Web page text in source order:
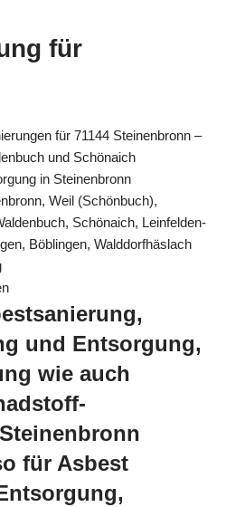
für
für 71144 Steinenbronn –
und Schönaich
in Steinenbronn
Weil (Schönbuch),
Schönaich, Leinfelden-
Böblingen, Walddorfhäslach
und Entsorgung,
wie auch
für Asbest